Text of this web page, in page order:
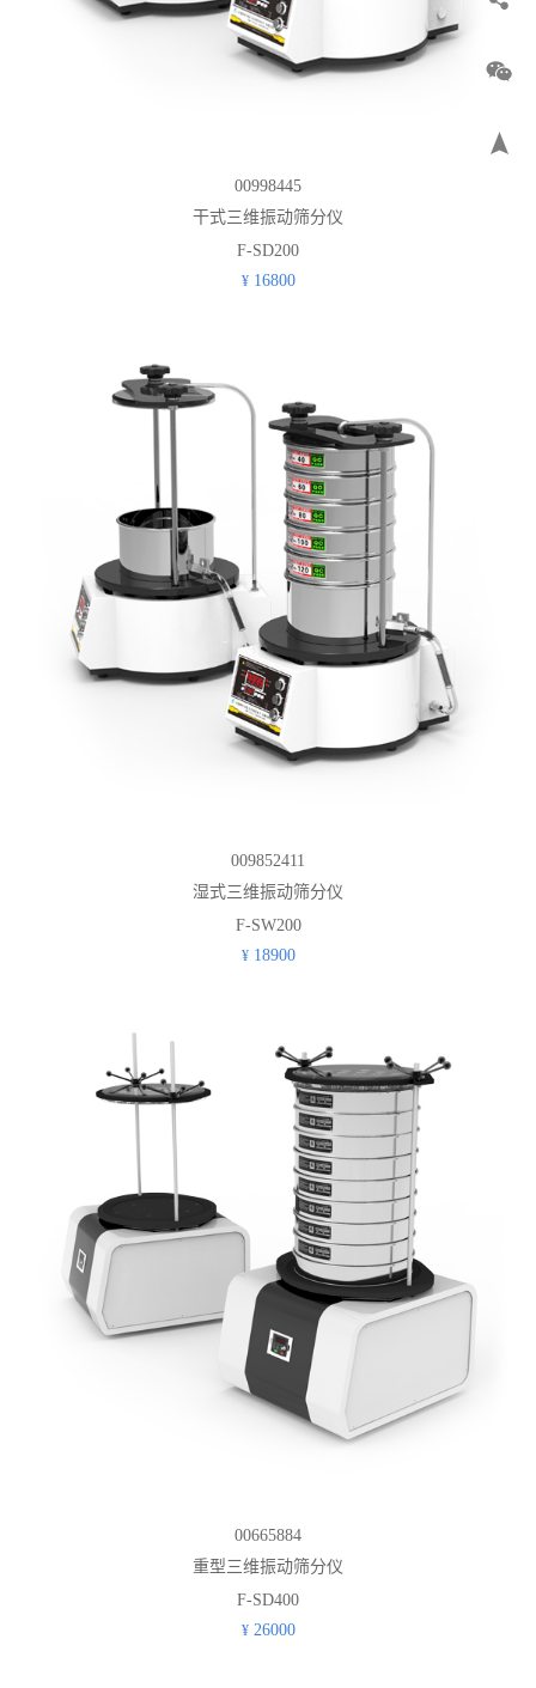
00998445
干式三维振动筛分仪
F-SD200
¥ 16800
009852411
湿式三维振动筛分仪
F-SW200
¥ 18900
00665884
重型三维振动筛分仪
F-SD400
¥ 26000